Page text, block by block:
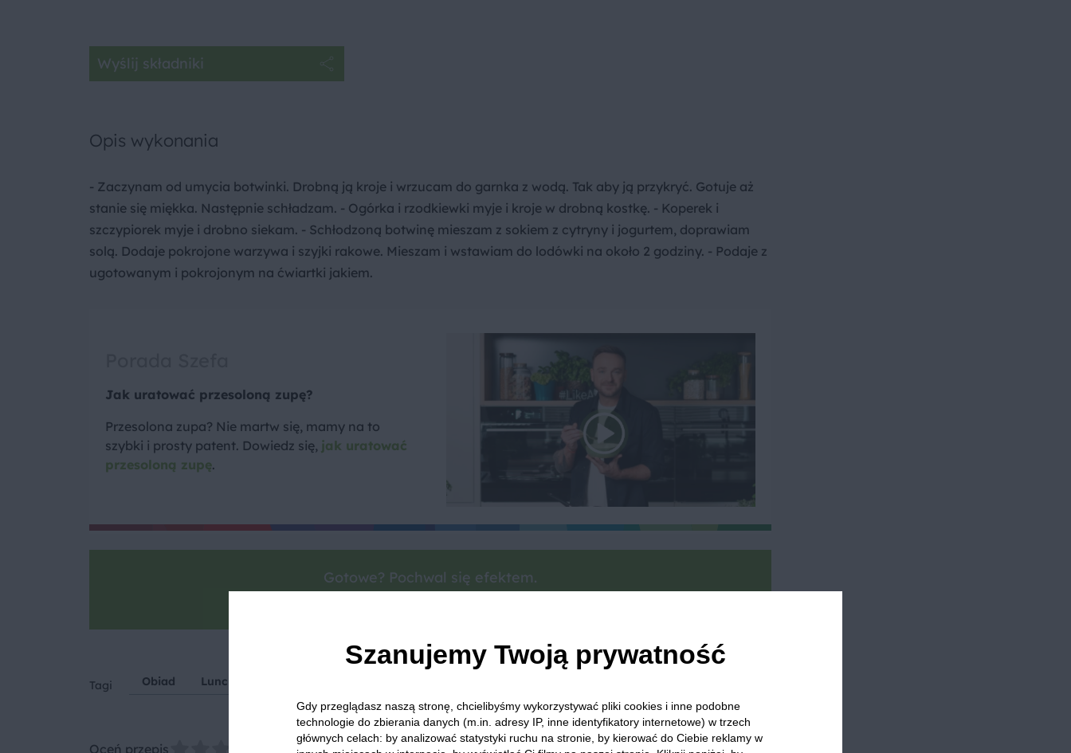
Wyślij składniki
Opis wykonania
- Zaczynam od umycia botwinki. Drobną ją kroje i wrzucam do garnka z wodą. Tak aby ją przykryć. Gotuje aż
stanie się miękka. Następnie schładzam. - Ogórka i rzodkiewki myje i kroje w drobną kostkę. - Koperek i
szczypiorek myje i drobno siekam. - Schłodzoną botwinę mieszam z sokiem z cytryny i jogurtem, doprawiam
solą. Dodaje pokrojone warzywa i szyjki rakowe. Mieszam i wstawiam do lodówki na około 2 godziny. - Podaje z
ugotowanym i pokrojonym na ćwiartki jakiem.
Jak uratować przesoloną zupę?
Przesolona zupa? Nie martw się, mamy na to
szybki i prosty patent. Dowiedz się, jak uratować
przesoloną zupę.
Gotowe? Pochwal się efektem.
Tagi Obiad Lunch
Oceń przepis
Szanujemy Twoją prywatność
Gdy przeglądasz naszą stronę, chcielibyśmy wykorzystywać pliki cookies i inne podobne
technologie do zbierania danych (m.in. adresy IP, inne identyfikatory internetowe) w trzech
głównych celach: by analizować statystyki ruchu na stronie, by kierować do Ciebie reklamy w